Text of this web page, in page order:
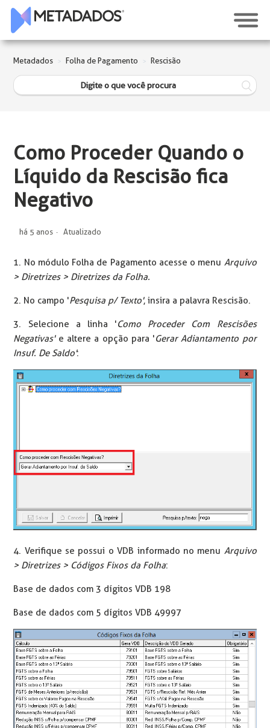
Metadados Folha de Pagamento Rescisão
Como Proceder Quando o
Líquido da Rescisão fica
Negativo
há 5 anos Atualizado
1. No módulo Folha de Pagamento acesse o menu Arquivo
> Diretrizes > Diretrizes da Folha.
2. No campo 'Pesquisa p/ Texto', insira a palavra Rescisão.
3. Selecione a linha 'Como Proceder Com Rescisões
Negativas'e altere a opção para 'Gerar Adiantamento por
Insuf. De Saldo':
4. Verifique se possui o VDB informado no menu Arquivo
> Diretrizes > Códigos Fixos da Folha:
Base de dados com 3 dígitos VDB 198
Base de dados com 5 dígitos VDB 49997